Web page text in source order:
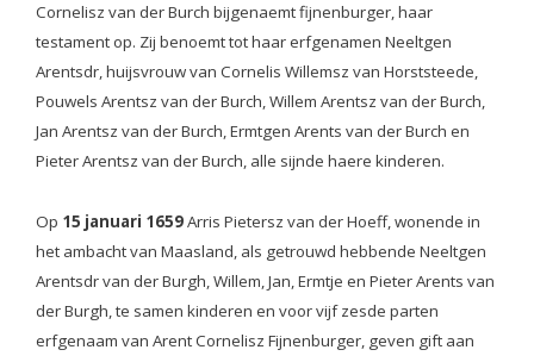
Cornelisz van der Burch bijgenaemt fijnenburger, haar
testament op. Zij benoemt tot haar erfgenamen Neeltgen
Arentsdr, huijsvrouw van Cornelis Willemsz van Horststeede,
Pouwels Arentsz van der Burch, Willem Arentsz van der Burch,
Jan Arentsz van der Burch, Ermtgen Arents van der Burch en
Pieter Arentsz van der Burch, alle sijnde haere kinderen.
Op 15 januari 1659Arris Pietersz van der Hoeff, wonende in
het ambacht van Maasland, als getrouwd hebbende Neeltgen
Arentsdr van der Burgh, Willem, Jan, Ermtje en Pieter Arents van
der Burgh, te samen kinderen en voor vijf zesde parten
erfgenaam van Arent Cornelisz Fijnenburger, geven gift aan